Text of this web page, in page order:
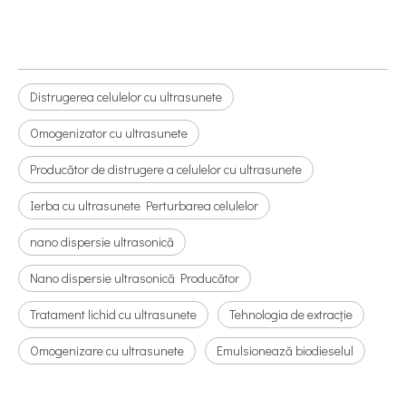
Distrugerea celulelor cu ultrasunete
Omogenizator cu ultrasunete
Producător de distrugere a celulelor cu ultrasunete
Ierba cu ultrasunete Perturbarea celulelor
nano dispersie ultrasonică
Nano dispersie ultrasonică Producător
Tratament lichid cu ultrasunete Tehnologia de extracție
Omogenizare cu ultrasunete Emulsionează biodieselul